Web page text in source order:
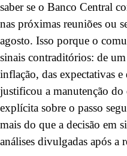
saber se o Banco Central
nas próximas reuniões ou
agosto. Isso porque o
sinais contraditórios: de
inflação, das expectativas
justificou a manutenção do
explícita sobre o passo
mais do que a decisão em
análises divulgadas após a